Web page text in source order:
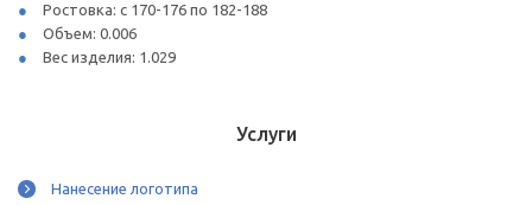
Ростовка: с 170-176 по 182-188
Объем: 0.006
Вес изделия: 1.029
Услуги
Нанесение логотипа